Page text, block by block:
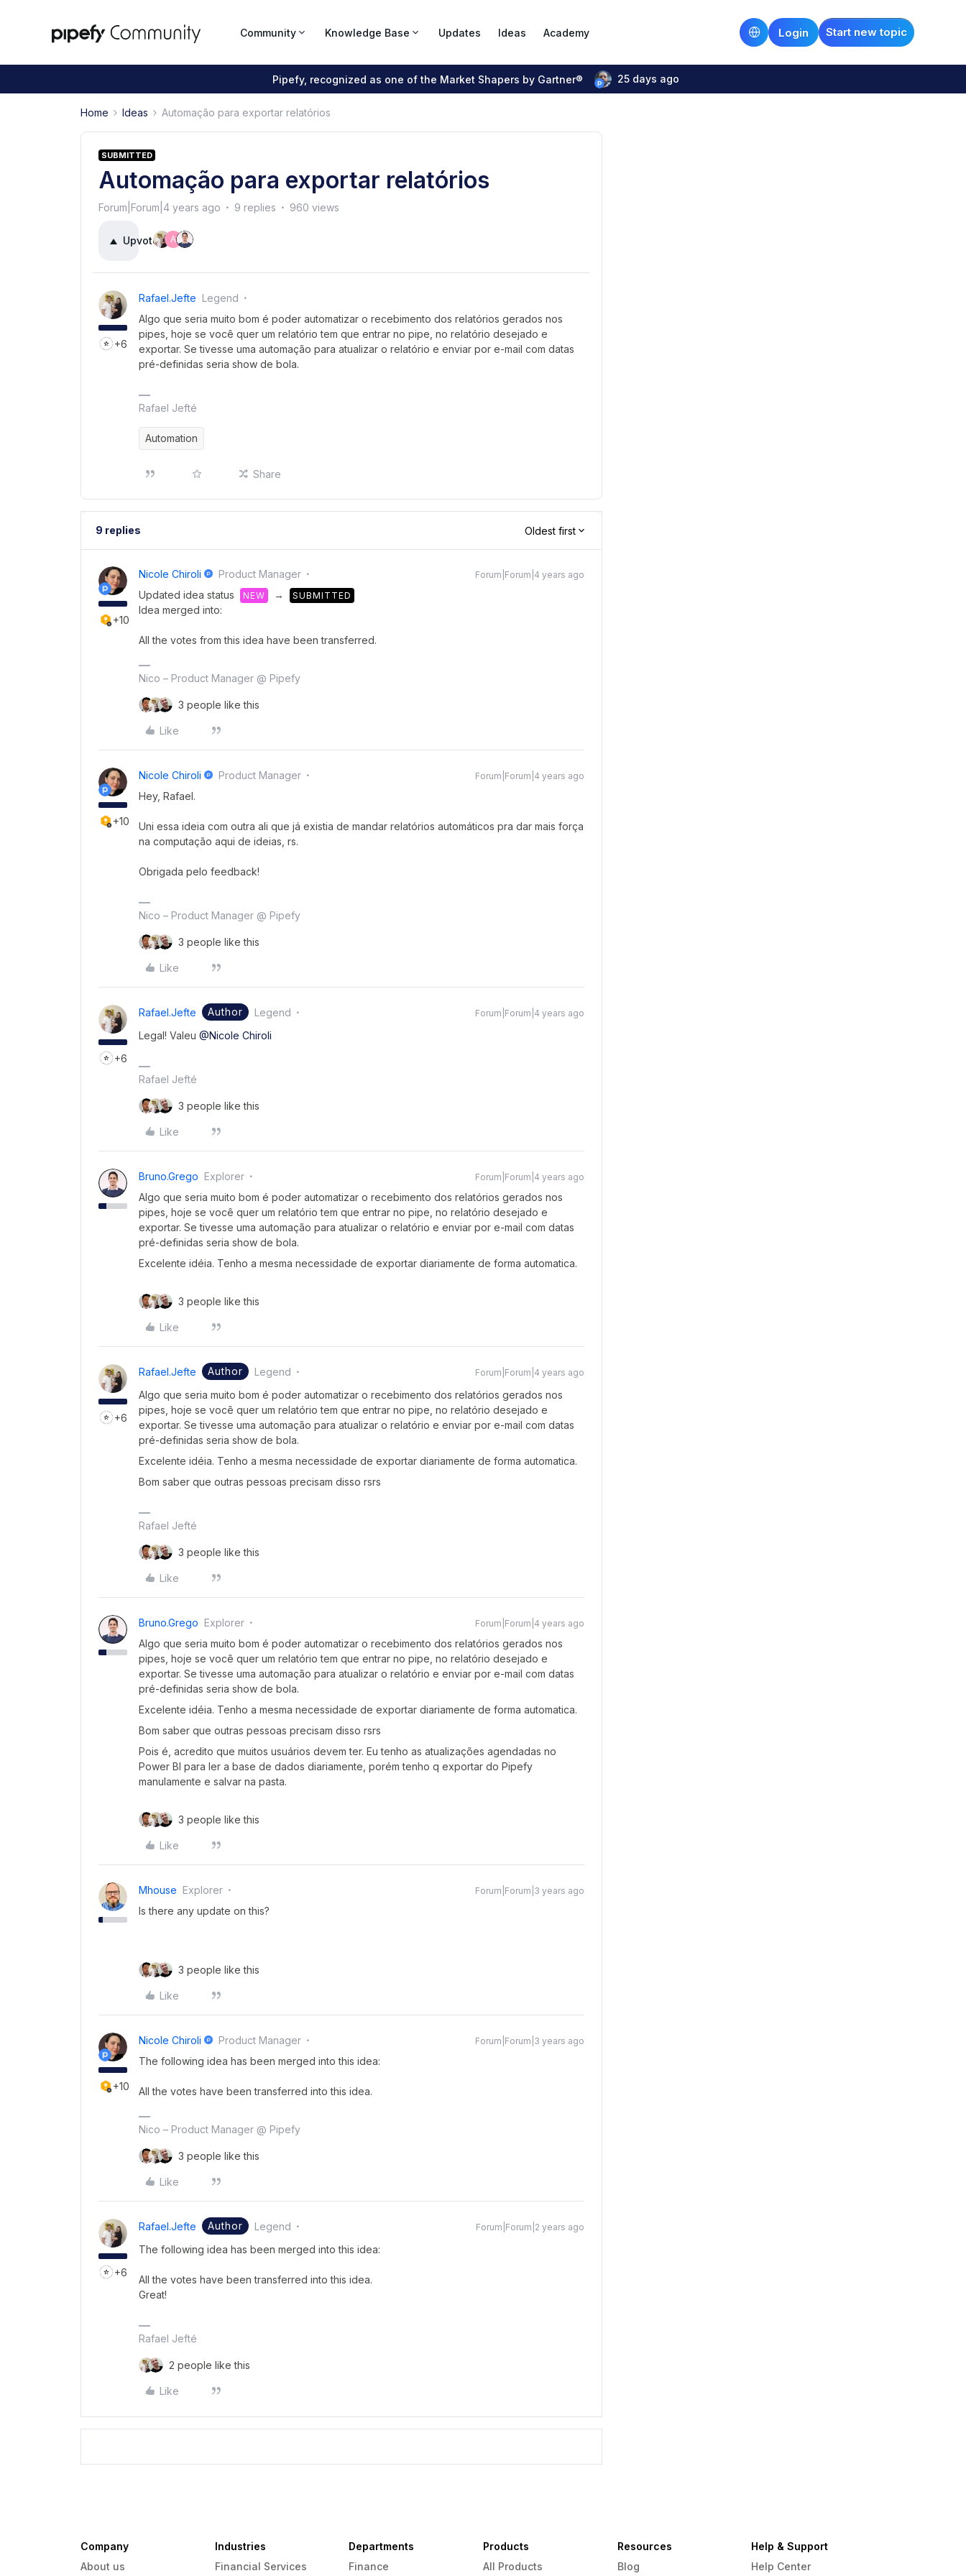
Community Knowledge Base Updates Ideas Academy Start new topic
Login
Pipefy, recognized as one of the Market Shapers by Gartner® 25 days ago
Home Ideas Automação para exportar relatórios
SUBMITTED
Automação para exportar relatórios
Forum|Forum|4 years ago 9 replies 960 views
Upvote18A
+6
Rafael.jefte Legend
Algo que seria muito bom é poder automatizar o recebimento dos relatórios gerados nos
pipes, hoje se você quer um relatório tem que entrar no pipe, no relatório desejado e
exportar. Se tivesse uma automação para atualizar o relatório e enviar por e-mail com datas
pré-definidas seria show de bola.
Rafael Jefté
Automation
Share
9 replies Oldest first
+10
Nicole Chiroli Product Manager Forum|Forum|4 years ago
Updated idea status NEW → SUBMITTED
Idea merged into:
All the votes from this idea have been transferred.
Nico – Product Manager @ Pipefy
3 people like this
Like
+10
Nicole Chiroli Product Manager Forum|Forum|4 years ago
Hey, Rafael.
Uni essa ideia com outra ali que já existia de mandar relatórios automáticos pra dar mais força
na computação aqui de ideias, rs.
Obrigada pelo feedback!
Nico – Product Manager @ Pipefy
3 people like this
Like
+6
Rafael.jefte Author Legend Forum|Forum|4 years ago
Legal! Valeu @Nicole Chiroli
Rafael Jefté
3 people like this
Like
Bruno.grego Explorer Forum|Forum|4 years ago
Algo que seria muito bom é poder automatizar o recebimento dos relatórios gerados nos
pipes, hoje se você quer um relatório tem que entrar no pipe, no relatório desejado e
exportar. Se tivesse uma automação para atualizar o relatório e enviar por e-mail com datas
pré-definidas seria show de bola.
Excelente idéia. Tenho a mesma necessidade de exportar diariamente de forma automatica.
3 people like this
Like
+6
Rafael.jefte Author Legend Forum|Forum|4 years ago
Algo que seria muito bom é poder automatizar o recebimento dos relatórios gerados nos
pipes, hoje se você quer um relatório tem que entrar no pipe, no relatório desejado e
exportar. Se tivesse uma automação para atualizar o relatório e enviar por e-mail com datas
pré-definidas seria show de bola.
Excelente idéia. Tenho a mesma necessidade de exportar diariamente de forma automatica.
Bom saber que outras pessoas precisam disso rsrs
Rafael Jefté
3 people like this
Like
Bruno.grego Explorer Forum|Forum|4 years ago
Algo que seria muito bom é poder automatizar o recebimento dos relatórios gerados nos
pipes, hoje se você quer um relatório tem que entrar no pipe, no relatório desejado e
exportar. Se tivesse uma automação para atualizar o relatório e enviar por e-mail com datas
pré-definidas seria show de bola.
Excelente idéia. Tenho a mesma necessidade de exportar diariamente de forma automatica.
Bom saber que outras pessoas precisam disso rsrs
Pois é, acredito que muitos usuários devem ter. Eu tenho as atualizações agendadas no
Power BI para ler a base de dados diariamente, porém tenho q exportar do Pipefy
manulamente e salvar na pasta.
3 people like this
Like
Mhouse Explorer Forum|Forum|3 years ago
Is there any update on this?
3 people like this
Like
+10
Nicole Chiroli Product Manager Forum|Forum|3 years ago
The following idea has been merged into this idea:
All the votes have been transferred into this idea.
Nico – Product Manager @ Pipefy
3 people like this
Like
+6
Rafael.jefte Author Legend Forum|Forum|2 years ago
The following idea has been merged into this idea:
All the votes have been transferred into this idea.
Great!
Rafael Jefté
2 people like this
Like
Company
About us
Industries
Financial Services
Departments
Finance
Products
All Products
Resources
Blog
Help & Support
Help Center